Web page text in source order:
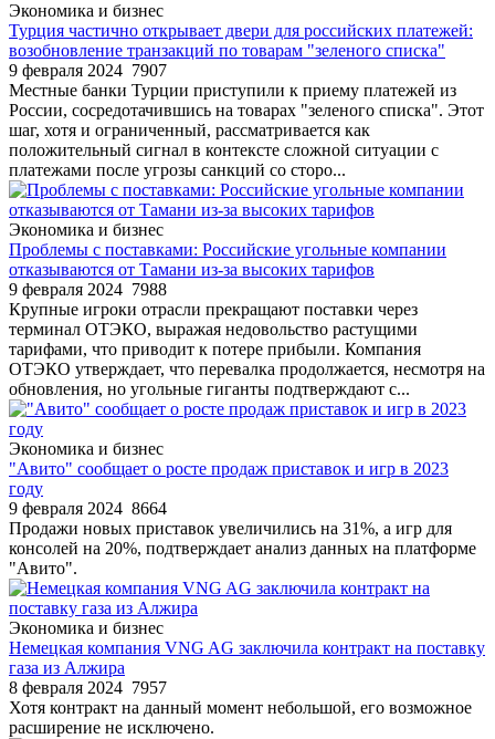
Экономика и бизнес
Турция частично открывает двери для российских платежей:
возобновление транзакций по товарам "зеленого списка"
9 февраля 2024 7907
Местные банки Турции приступили к приему платежей из
России, сосредотачившись на товарах "зеленого списка". Этот
шаг, хотя и ограниченный, рассматривается как
положительный сигнал в контексте сложной ситуации с
платежами после угрозы санкций со сторо...
Экономика и бизнес
Проблемы с поставками: Российские угольные компании
отказываются от Тамани из-за высоких тарифов
9 февраля 2024 7988
Крупные игроки отрасли прекращают поставки через
терминал ОТЭКО, выражая недовольство растущими
тарифами, что приводит к потере прибыли. Компания
ОТЭКО утверждает, что перевалка продолжается, несмотря на
обновления, но угольные гиганты подтверждают с...
Экономика и бизнес
"Авито" сообщает о росте продаж приставок и игр в 2023
году
9 февраля 2024 8664
Продажи новых приставок увеличились на 31%, а игр для
консолей на 20%, подтверждает анализ данных на платформе
"Авито".
Экономика и бизнес
Немецкая компания VNG AG заключила контракт на поставку
газа из Алжира
8 февраля 2024 7957
Хотя контракт на данный момент небольшой, его возможное
расширение не исключено.